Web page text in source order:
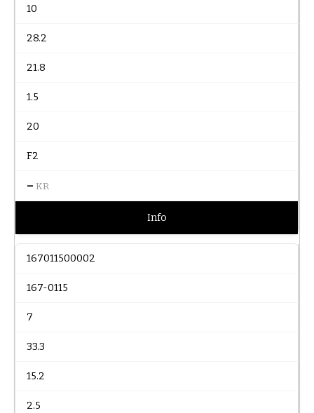
10
28.2
21.8
1.5
20
F2
– KR
Info
167011500002
167-0115
7
33.3
15.2
2.5